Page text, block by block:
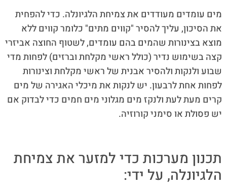
מים עומדים מעודדים את צמיחת הלגיונלה. כדי להפחית
את הסיכון, עליך להסיר "קווים מתים" כלומר קווים ללא
מוצא בצינורות שהמים בהם עומדים, לשטוף החוצה אביזרי
קצה בשימוש נדיר (כולל ראשי מקלחת וברזים) לפחות מדי
שבוע ולנקות ולהסיר אבנית של ראשי מקלחת וצינורות
לפחות אחת לרבעון. יש לנקות את מיכלי האגירה של מים
קרים מעת לעת ולנקז מים מגלוני מים חמים כדי לבדוק אם
יש פסולת או סימני קורוזיה.
תכנון מערכות כדי למזער את צמיחת
הלגיונלה, על ידי: